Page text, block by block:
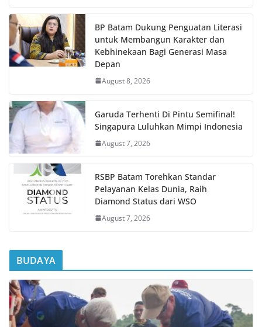
BP Batam Dukung Penguatan Literasi
untuk Membangun Karakter dan
Kebhinekaan Bagi Generasi Masa
Depan
August 8, 2026
Garuda Terhenti Di Pintu Semifinal!
Singapura Luluhkan Mimpi Indonesia
August 7, 2026
RSBP Batam Torehkan Standar
Pelayanan Kelas Dunia, Raih
Diamond Status dari WSO
August 7, 2026
BUDAYA